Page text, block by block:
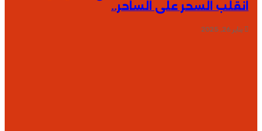
انقلب السحر على الساحر..
يناير 26, 2025